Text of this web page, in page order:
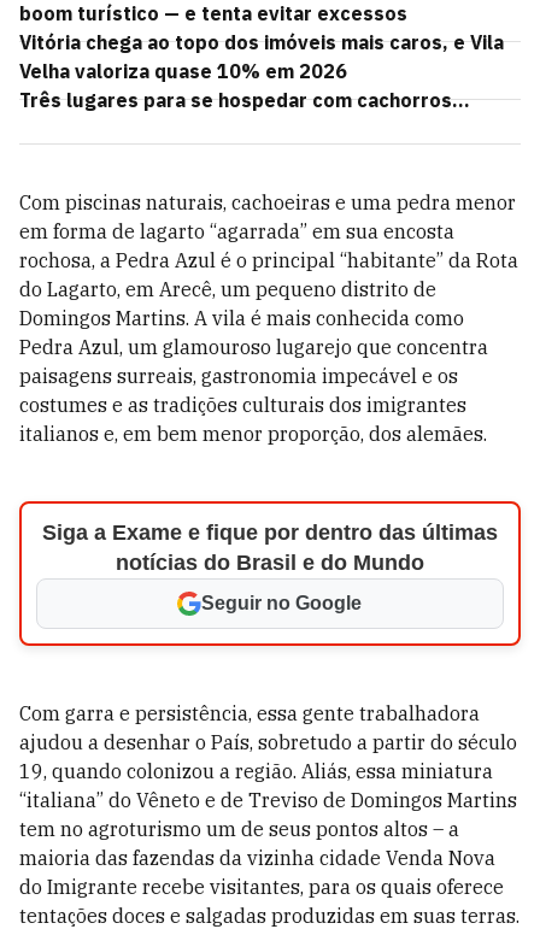
boom turístico — e tenta evitar excessos
Vitória chega ao topo dos imóveis mais caros, e Vila
Velha valoriza quase 10% em 2026
Três lugares para se hospedar com cachorros...
Com piscinas naturais, cachoeiras e uma pedra menor
em forma de lagarto “agarrada” em sua encosta
rochosa, a Pedra Azul é o principal “habitante” da Rota
do Lagarto, em Arecê, um pequeno distrito de
Domingos Martins. A vila é mais conhecida como
Pedra Azul, um glamouroso lugarejo que concentra
paisagens surreais, gastronomia impecável e os
costumes e as tradições culturais dos imigrantes
italianos e, em bem menor proporção, dos alemães.
Siga a Exame e fique por dentro das últimas
notícias do Brasil e do Mundo
Seguir no Google
Com garra e persistência, essa gente trabalhadora
ajudou a desenhar o País, sobretudo a partir do século
19, quando colonizou a região. Aliás, essa miniatura
“italiana” do Vêneto e de Treviso de Domingos Martins
tem no agroturismo um de seus pontos altos – a
maioria das fazendas da vizinha cidade Venda Nova
do Imigrante recebe visitantes, para os quais oferece
tentações doces e salgadas produzidas em suas terras.